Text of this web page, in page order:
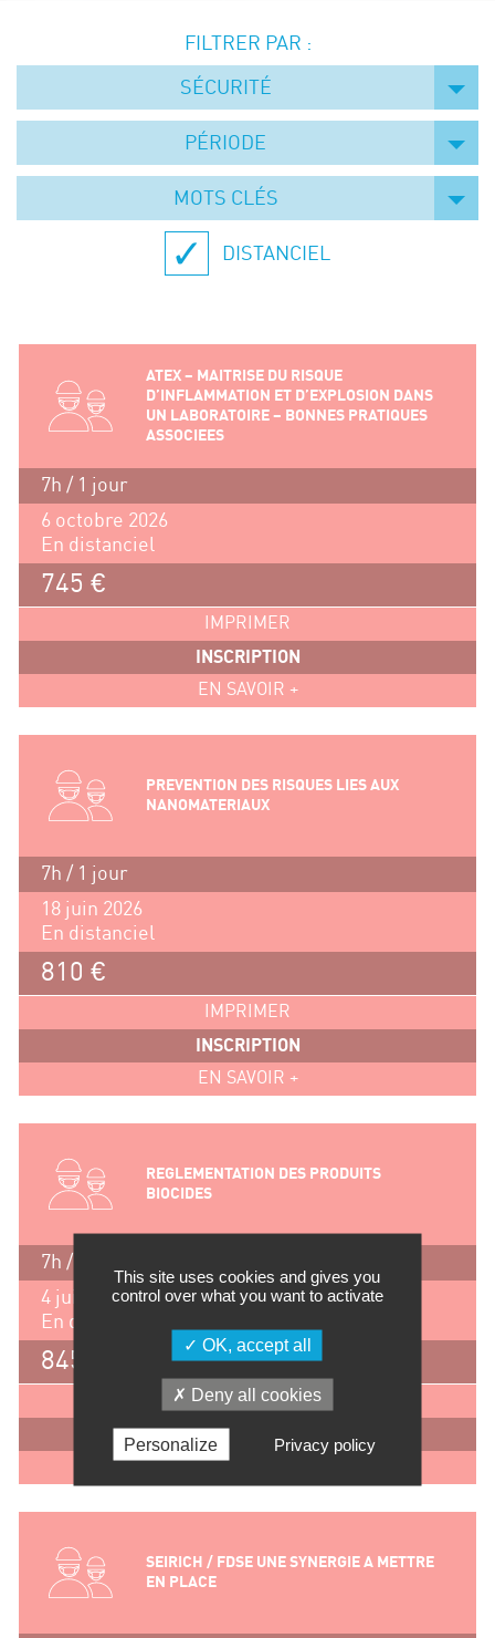
Symposium on Chain Transfer Catalysis for
sustainability – September 15 and 16, 2026
FRENCH-CHINESE CONFERENCE ON GREEN
Contacts
FILTRER PAR :
SÉCURITÉ
PÉRIODE
MOTS CLÉS
DISTANCIEL
ATEX – MAITRISE DU RISQUE
D’INFLAMMATION ET D’EXPLOSION DANS
UN LABORATOIRE – BONNES PRATIQUES
ASSOCIEES
7h / 1 jour
6 octobre 2026
En distanciel
745 €
IMPRIMER
INSCRIPTION
EN SAVOIR +
PREVENTION DES RISQUES LIES AUX
NANOMATERIAUX
7h / 1 jour
18 juin 2026
En distanciel
810 €
IMPRIMER
INSCRIPTION
EN SAVOIR +
REGLEMENTATION DES PRODUITS
BIOCIDES
7h / 1 jour
4 juin 2026
En distanciel
845 €
IMPRIMER
INSCRIPTION
EN SAVOIR +
SEIRICH / FDSE UNE SYNERGIE A METTRE
EN PLACE
This site uses cookies and gives you
control over what you want to activate
OK, accept all
Deny all cookies
Personalize Privacy policy